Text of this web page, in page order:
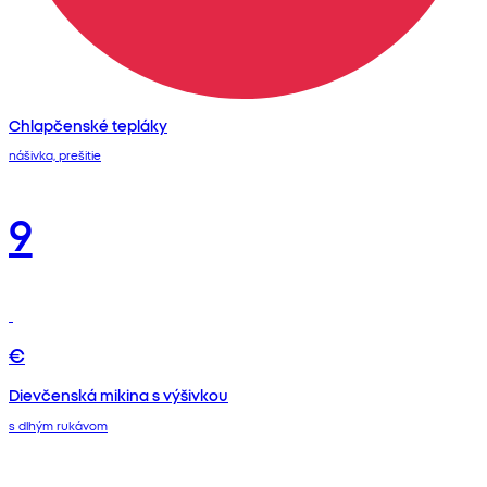
Chlapčenské tepláky
nášivka, prešitie
9
€
Dievčenská mikina s výšivkou
s dlhým rukávom